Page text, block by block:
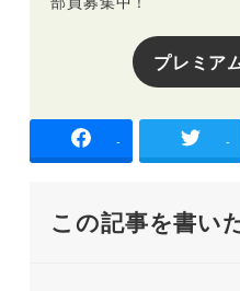
プレミア
- -
この記事を書い